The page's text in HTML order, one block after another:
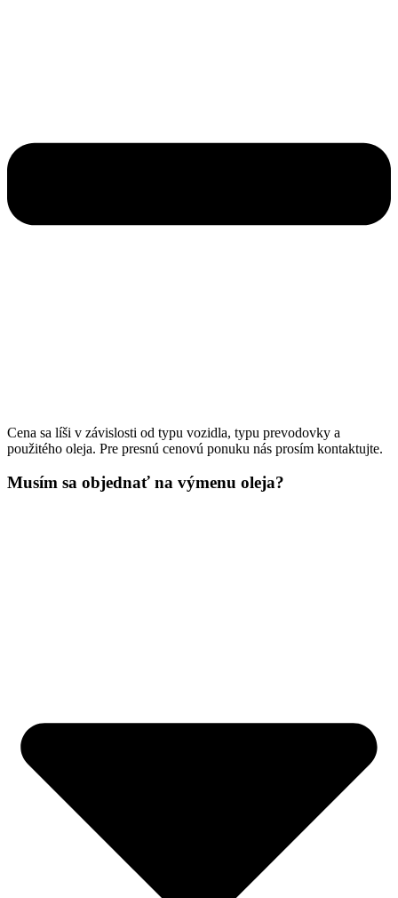
Cena sa líši v závislosti od typu vozidla, typu prevodovky a
použitého oleja. Pre presnú cenovú ponuku nás prosím kontaktujte.
Musím sa objednať na výmenu oleja?